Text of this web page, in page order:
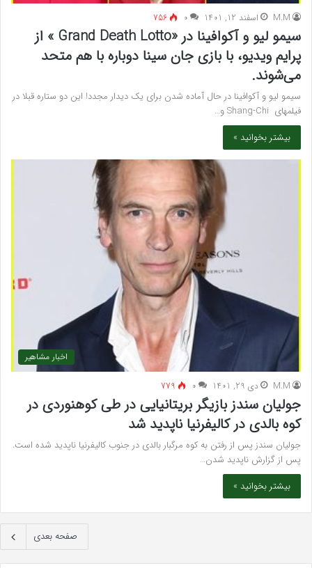
M.M اسفند 12, 1401 ۰ 756
سیمو لیو و آکوافینا در «Grand Death Lotto » از
پرایم ویدیو، با بازی جان سینا دوباره با هم متحد
می‌شوند.
سیمو لیو و آکوافینا در حال آماده شدن برای یک دیدار مجدد! این دو ستاره قبلا در
فیلمهای Shang-Chi و…
بیشتر بخوانید »
اخبار مشاهیر
M.M دی 29, 1401 ۰ 779
جولیان سندز بازیگر بریتانیایی در طی کوهنوردی در
کوه بالدی در کالیفرنیا ناپدید شد
جولیان سندز پس از رفتن به کوه مرگبار بالدی در جنوب کالیفرنیا ناپدید شده است.
پس از گزارش ناپدید شدن…
بیشتر بخوانید »
صفحه بعدی